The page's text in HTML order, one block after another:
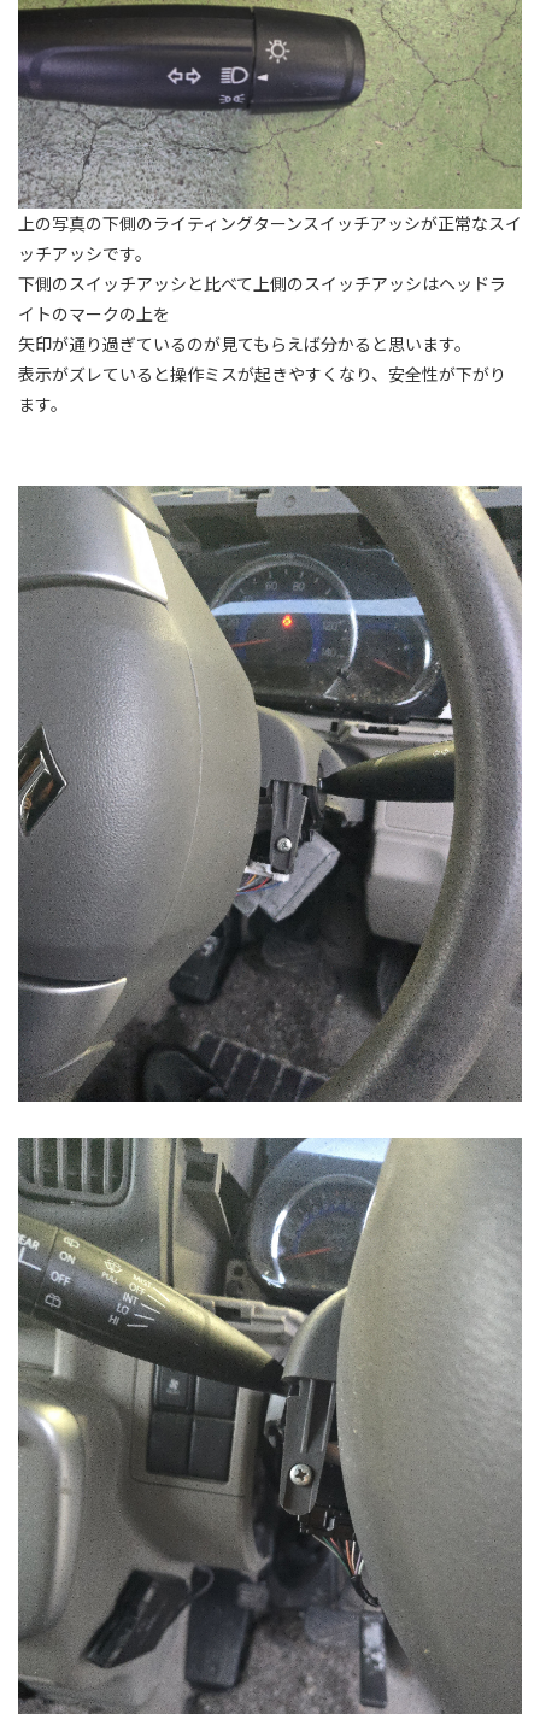
上の写真の下側のライティングターンスイッチアッシが正常なスイ
ッチアッシです。
下側のスイッチアッシと比べて上側のスイッチアッシはヘッドラ
イトのマークの上を
矢印が通り過ぎているのが見てもらえば分かると思います。
表示がズレていると操作ミスが起きやすくなり、安全性が下がり
ます。